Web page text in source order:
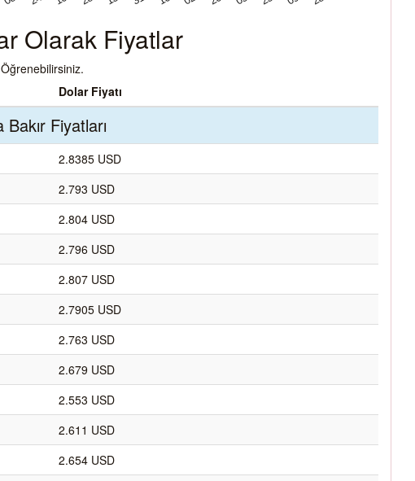
Olarak Fiyatlar
Öğrenebilirsiniz.
Dolar Fiyatı
Fiyatları
2.8385 USD
2.793 USD
2.804 USD
2.796 USD
2.807 USD
2.7905 USD
2.763 USD
2.679 USD
2.553 USD
2.611 USD
2.654 USD